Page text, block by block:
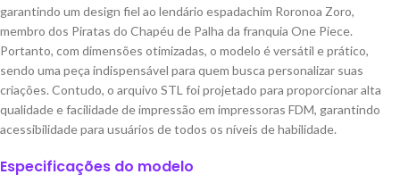
garantindo um design fiel ao lendário espadachim Roronoa Zoro,
membro dos Piratas do Chapéu de Palha da franquia One Piece.
Portanto, com dimensões otimizadas, o modelo é versátil e prático,
sendo uma peça indispensável para quem busca personalizar suas
criações. Contudo, o arquivo STL foi projetado para proporcionar alta
qualidade e facilidade de impressão em impressoras FDM, garantindo
acessibilidade para usuários de todos os níveis de habilidade.
Especificações do modelo